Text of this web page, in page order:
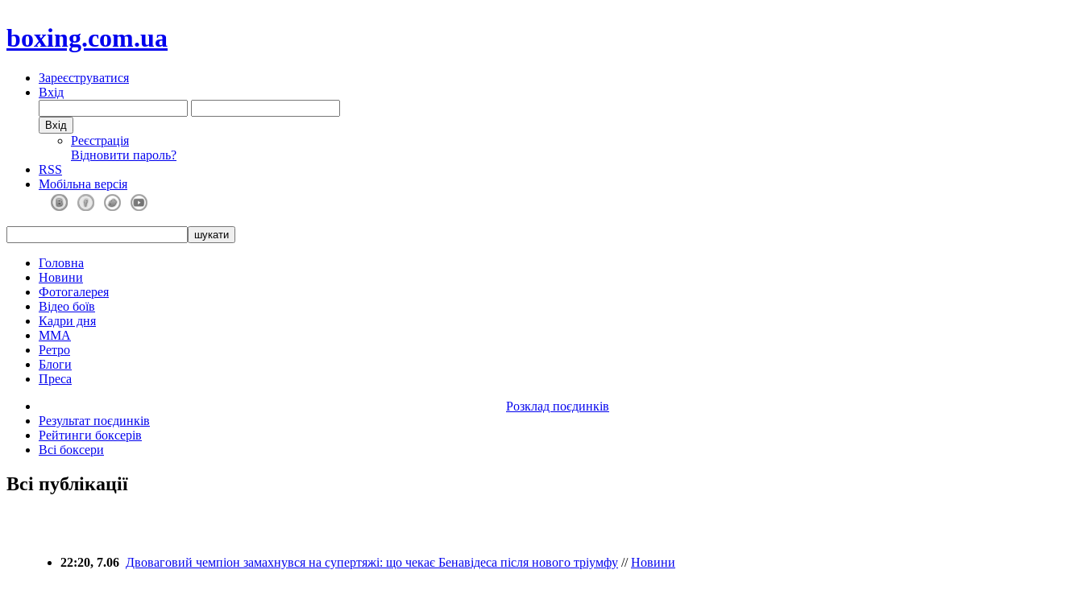
boxing.com.ua
Зареєструватися
Вхід
Реєстрація
Відновити пароль?
RSS
Мобільна версія
Головна
Новини
Фотогалерея
Відео боїв
Кадри дня
ММА
Ретро
Блоги
Преса
Розклад поєдинків
Результат поєдинків
Рейтинги боксерів
Всі боксери
Всі публікації
22:20, 7.06 Двоваговий чемпіон замахнувся на супертяжі: що чекає Бенавідеса після нового тріумфу //Новини